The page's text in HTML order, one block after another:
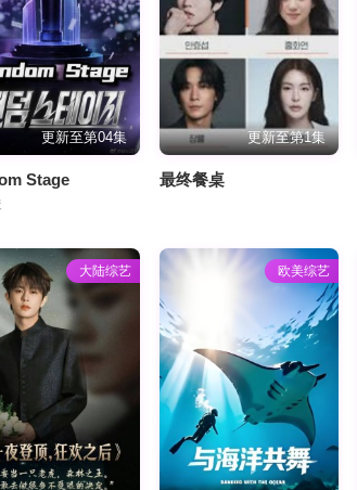
更新至第04集
Stage
更新至第1集
最终餐桌
大陆综艺 欧美综艺